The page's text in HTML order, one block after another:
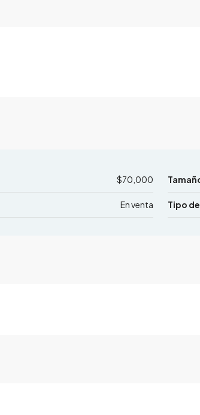
$70,000
En venta Tipo